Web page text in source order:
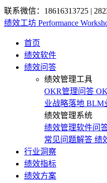
联系微信：18616313725 |
绩效工坊 Performance
首页
绩效软件
绩效问答
绩效管理工具
OKR管理问答
业战略落地 BLM
绩效管理系统
绩效管理软件问
常见问题解答 绩
行业洞察
绩效指标
绩效方案